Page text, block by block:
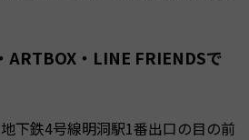
ARTBOX・LINE FRIENDSで
下鉄4号線明洞駅1番出口の目の前